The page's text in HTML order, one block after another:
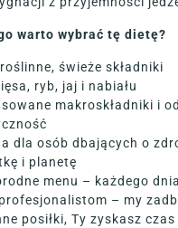
warto wybrać tę dietę?
świeże składniki
ryb, jaj i nabiału
makroskładniki i
dla osób dbających o
i planetę
menu – każdego
– my
posiłki, Ty zyskasz czas